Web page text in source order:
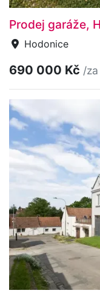
Prodej garáže,
Hodonice
690 000 Kč /